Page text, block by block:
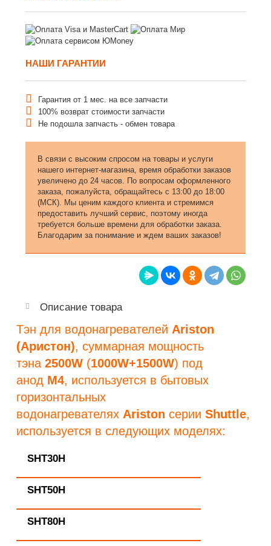
НАШИ ГАРАНТИИ
Гарантия от 1 мес. на все запчасти
100% возврат стоимости запчасти
Не подошла запчасть - обмен товара
В связи с высоким спросом на товары и услуги
нашего интернет-магазина, время обработки заказов
увеличено до 24 часов. По вопросам оформленного
заказа, пожалуйста, обращайтесь с 13:00 до 18:00
(МСК). Мы ценим каждого клиента и стремимся
предоставить лучший сервис, поэтому иногда
требуется больше времени для обработки заказа.
Благодарим за понимание и ждем ваших заказов!
Описание товара
Тэн для водонагревателей Ariston
(Аристон), суммарная мощность
тэна 2500W (1000W+1500W) под
анод М4, используется в бытовых
горизонтальных
водонагревателях Ariston серии Shuttle,
используется в следующих моделях:
SHT30H
SHT50H
SHT80H